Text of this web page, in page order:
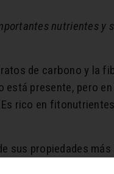
nutrientes y
de carbono y la
presente, pero
rico en
sus propiedades
vitamina C.